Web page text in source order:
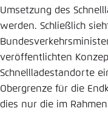
Umsetzung des
werden. Schließlich
veröffentlichten
Schnellladestandorte
Obergrenze für die
dies nur die im